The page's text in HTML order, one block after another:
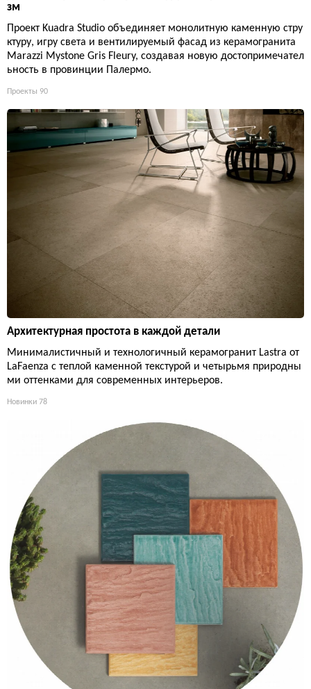
зм
Проект Kuadra Studio объединяет монолитную каменную стру
ктуру, игру света и вентилируемый фасад из керамогранита
Marazzi Mystone Gris Fleury, создавая новую достопримечател
ьность в провинции Палермо.
Проекты 90
Архитектурная простота в каждой детали
Минималистичный и технологичный керамогранит Lastra от
LaFaenza с теплой каменной текстурой и четырьмя природны
ми оттенками для современных интерьеров.
Новинки 78